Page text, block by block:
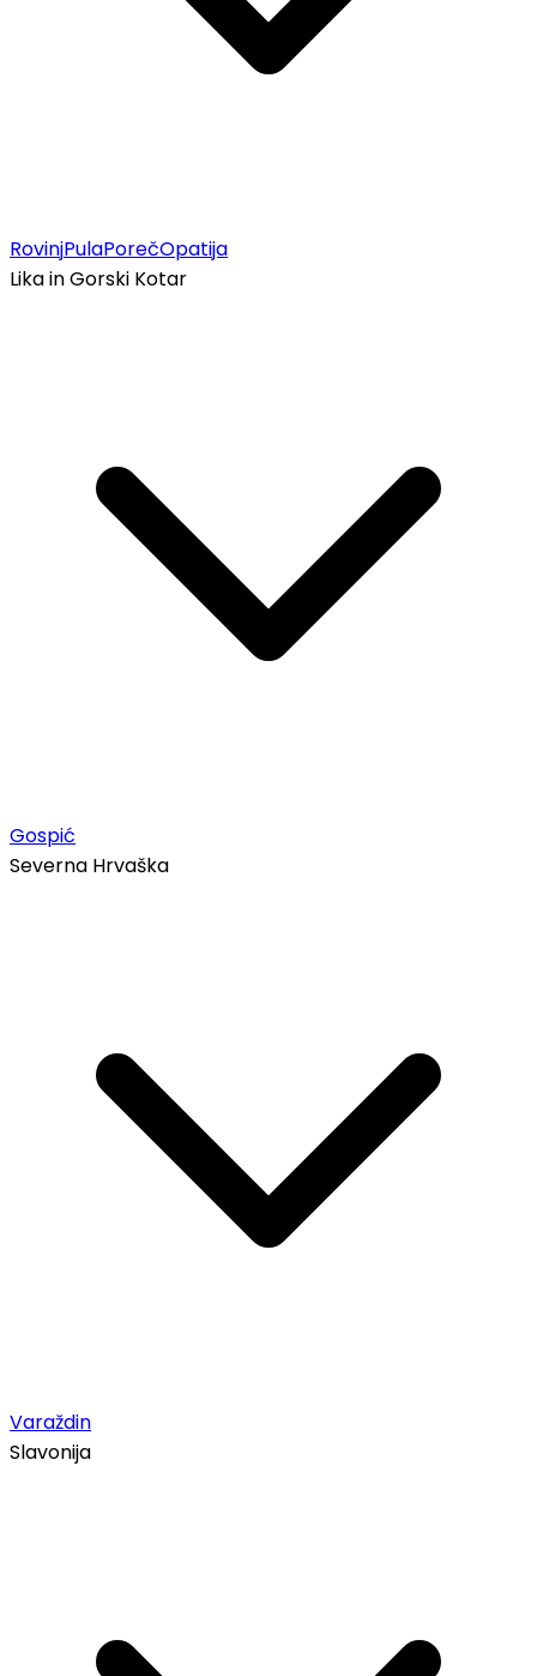
RovinjPulaPorečOpatija
Lika in Gorski Kotar
Gospić
Severna Hrvaška
Varaždin
Slavonija